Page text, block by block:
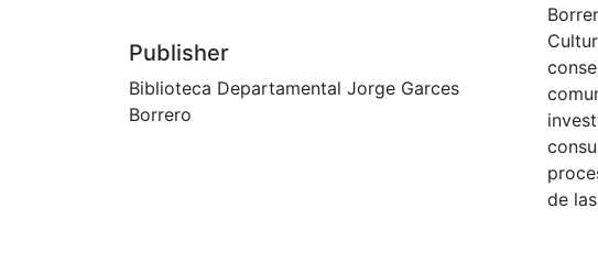
Publisher
Biblioteca Departamental Jorge Garces
Borrero
de